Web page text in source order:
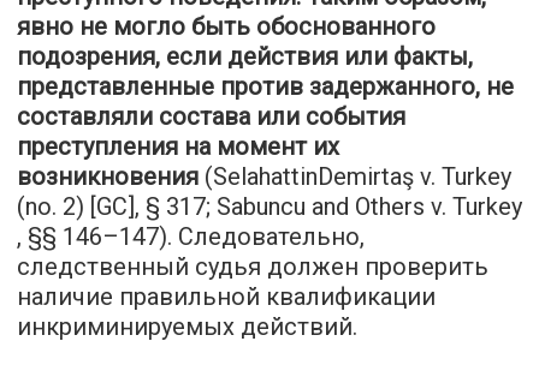
явно не могло быть обоснованного
подозрения, если действия или факты,
представленные против задержанного, не
составляли состава или события
преступления на момент их
возникновения (SelahattinDemirtaş v. Turkey
(no. 2) [GC], § 317; Sabuncu and Others v. Turkey
, §§ 146–147). Следовательно,
следственный судья должен проверить
наличие правильной квалификации
инкриминируемых действий.